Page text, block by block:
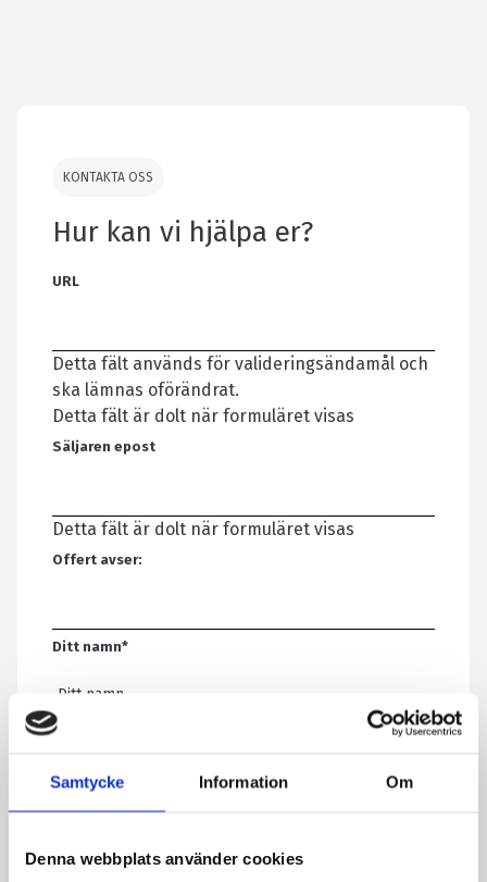
Samtycke Information Om
Denna webbplats använder cookies
KONTAKTA OSS
Hur kan vi hjälpa er?
URL
Detta fält används för valideringsändamål och
ska lämnas oförändrat.
Detta fält är dolt när formuläret visas
Säljaren epost
Detta fält är dolt när formuläret visas
Offert avser:
Ditt namn*
E-post